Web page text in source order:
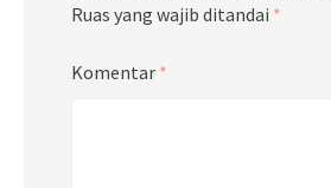
Ruas yang wajib ditandai *
Komentar *